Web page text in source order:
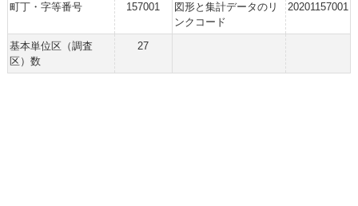
町丁・字等番号 157001
図形と集計データのリ
ンクコード
20201157001
基本単位区（調査
区）数
27